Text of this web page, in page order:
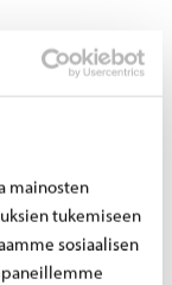
mainosten
tukemiseen
sosiaalisen
rekisterin